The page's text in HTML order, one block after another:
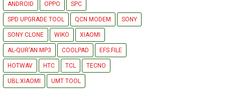
ANDROID OPPO SPC
SPD UPGRADE TOOL QCN MODEM SONY
SONY CLONE WIKO XIAOMI
AL-QUR'AN MP3 COOLPAD EFS FILE
HOTWAV HTC TCL TECNO
UBL XIAOMI UMT TOOL